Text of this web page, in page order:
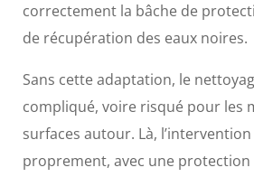
correctement la bâche de
de récupération des eaux noires.
Sans cette adaptation, le
compliqué, voire risqué pour les
surfaces autour. Là,
proprement, avec une